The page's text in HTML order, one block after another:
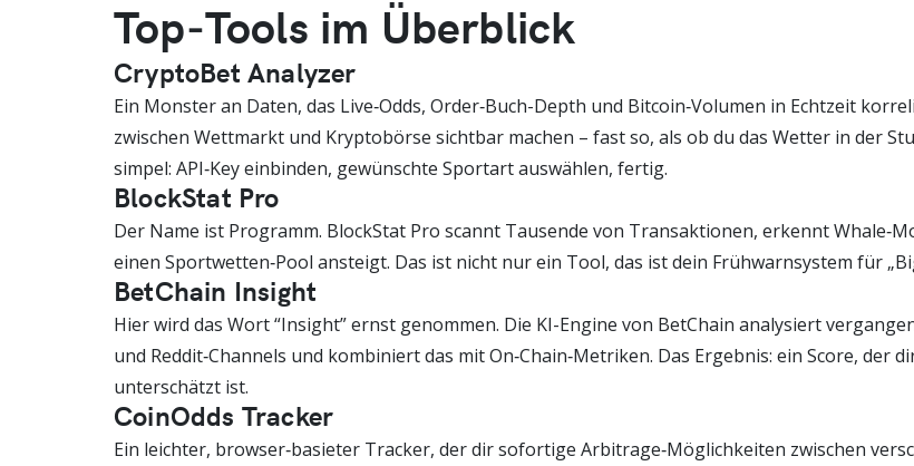
Top‑Tools im Überblick
CryptoBet Analyzer
Ein Monster an Daten, das Live‑Odds, Order‑Buch-Depth und Bitcoin‑Volumen in Echtzeit
zwischen Wettmarkt und Kryptobörse sichtbar machen – fast so, als ob du das Wetter in der
simpel: API‑Key einbinden, gewünschte Sportart auswählen, fertig.
BlockStat Pro
Der Name ist Programm. BlockStat Pro scannt Tausende von Transaktionen, erkennt
einen Sportwetten‑Pool ansteigt. Das ist nicht nur ein Tool, das ist dein Frühwarnsystem für
BetChain Insight
Hier wird das Wort “Insight” ernst genommen. Die KI-Engine von BetChain analysiert
und Reddit‑Channels und kombiniert das mit On‑Chain‑Metriken. Das Ergebnis: ein Score,
unterschätzt ist.
CoinOdds Tracker
Ein leichter, browser‑basieter Tracker, der dir sofortige Arbitrage‑Möglichkeiten zwischen